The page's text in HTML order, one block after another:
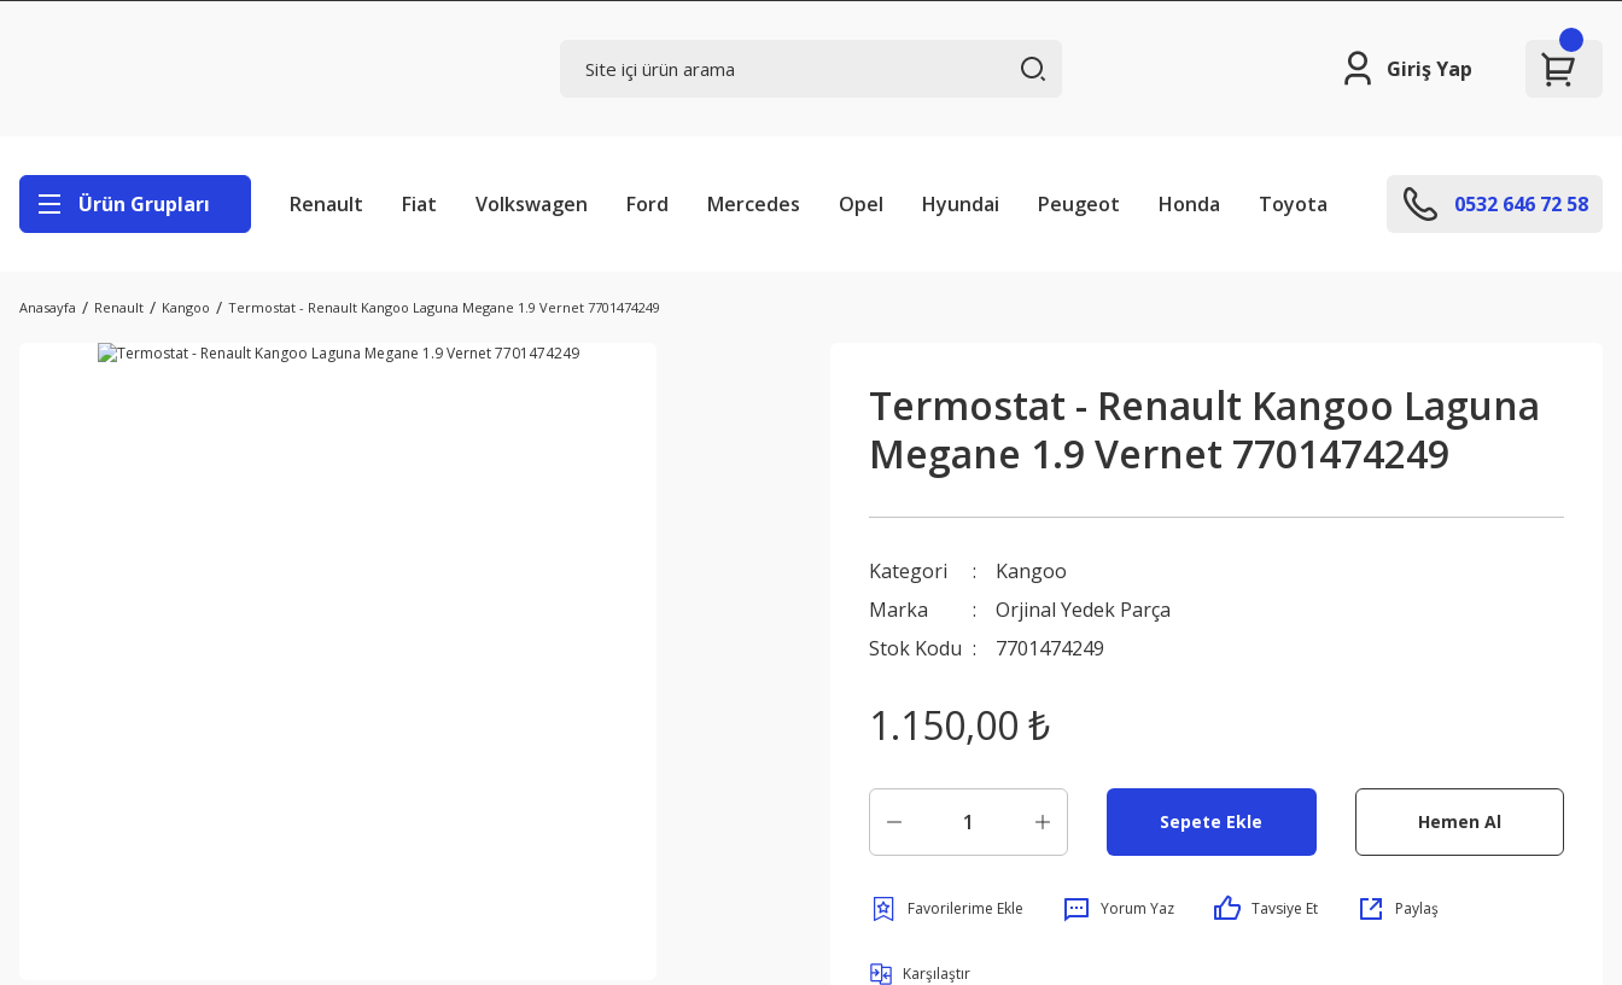
Giriş Yap
Ürün Grupları Renault Fiat Volkswagen Ford Mercedes Opel Hyundai Peugeot Honda Toyota 0532 646 72 58
Anasayfa Renault Kangoo Termostat - Renault Kangoo Laguna Megane 1.9 Vernet 7701474249
Termostat - Renault Kangoo Laguna
Megane 1.9 Vernet 7701474249
Kategori
Kangoo
Marka
Orjinal Yedek Parça
Stok Kodu
7701474249
1.150,00 ₺
Sepete Ekle Hemen Al
Yorum Yaz Tavsiye Et Paylaş
Karşılaştır